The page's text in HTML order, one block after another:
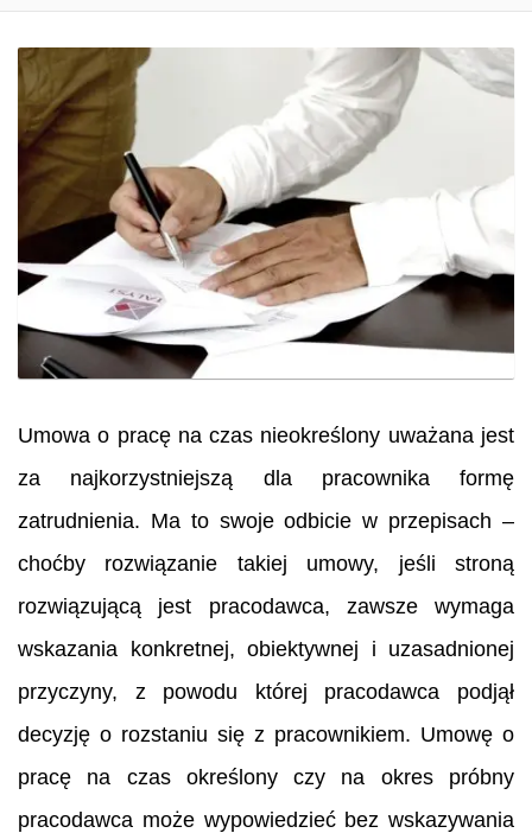
Umowa o pracę na czas nieokreślony uważana jest
za najkorzystniejszą dla pracownika formę
zatrudnienia. Ma to swoje odbicie w przepisach –
choćby rozwiązanie takiej umowy, jeśli stroną
rozwiązującą jest pracodawca, zawsze wymaga
wskazania konkretnej, obiektywnej i uzasadnionej
przyczyny, z powodu której pracodawca podjął
decyzję o rozstaniu się z pracownikiem. Umowę o
pracę na czas określony czy na okres próbny
pracodawca może wypowiedzieć bez wskazywania